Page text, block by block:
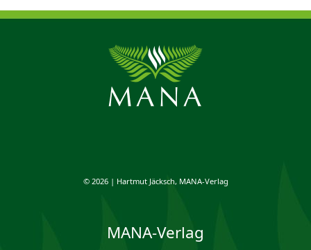
© 2026 | Hartmut Jäcksch, MANA-Verlag
MANA-Verlag